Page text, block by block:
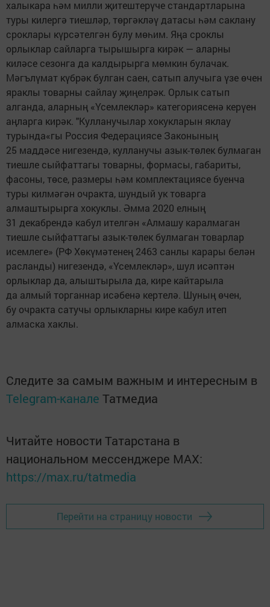
халыкара һәм милли җитештерүче стандартларына
туры килергә тиешләр, төргәкләү датасы һәм саклану
сроклары күрсәтелгән булу мөһим. Яңа сроклы
орлыклар сайларга тырышырга кирәк — аларны
киләсе сезонга да калдырырга мөмкин булачак.
Мәгълүмат күбрәк булган саен, сатып алучыга үзе өчен
яраклы товарны сайлау җиңелрәк. Орлык сатып
алганда, аларның «Үсемлекләр» категориясенә керүен
аңларга кирәк. "Кулланучылар хокукларын яклау
турында«гы Россия Федерациясе Законының
25 маддәсе нигезендә, кулланучы азык-төлек булмаган
тиешле сыйфаттагы товарны, формасы, габариты,
фасоны, төсе, размеры һәм комплектациясе буенча
туры килмәгән очракта, шундый ук товарга
алмаштырырга хокуклы. Әмма 2020 елның
31 декабрендә кабул ителгән «Алмашу каралмаган
тиешле сыйфаттагы азык-төлек булмаган товарлар
исемлеге» (РФ Хөкүмәтенең 2463 санлы карары белән
расланды) нигезендә, «Үсемлекләр», шул исәптән
орлыклар да, алыштырыла да, кире кайтарыла
да алмый торганнар исәбенә кертелә. Шуның өчен,
бу очракта сатучы орлыкларны кире кабул итеп
алмаска хаклы.
Следите за самым важным и интересным в
Telegram-канале Татмедиа
Читайте новости Татарстана в
национальном мессенджере MАХ:
https://max.ru/tatmedia
Перейти на страницу новости